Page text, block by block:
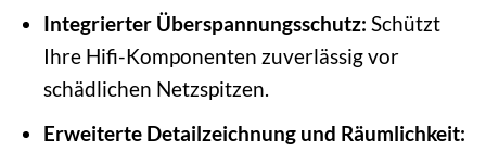
Integrierter Überspannungsschutz: Schützt
Ihre Hifi-Komponenten zuverlässig vor
schädlichen Netzspitzen.
Erweiterte Detailzeichnung und Räumlichkeit: